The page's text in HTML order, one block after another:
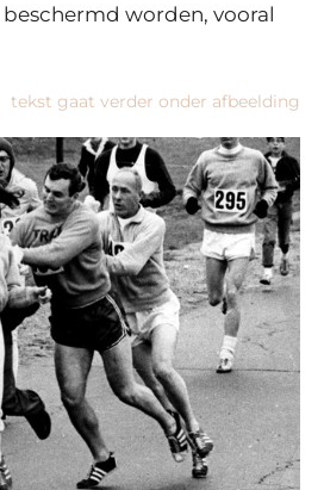
worden, vooral
tekst gaat verder onder afbeelding